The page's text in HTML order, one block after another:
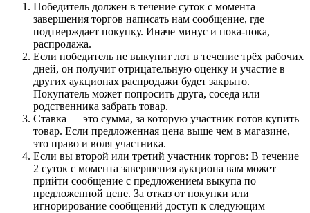
Победитель должен в течение суток с момента
завершения торгов написать нам сообщение, где
подтверждает покупку. Иначе минус и пока-пока,
распродажа.
Если победитель не выкупит лот в течение трёх рабочих
дней, он получит отрицательную оценку и участие в
других аукционах распродажи будет закрыто.
Покупатель может попросить друга, соседа или
родственника забрать товар.
Ставка — это сумма, за которую участник готов купить
товар. Если предложенная цена выше чем в магазине,
это право и воля участника.
Если вы второй или третий участник торгов: В течение
2 суток с момента завершения аукциона вам может
прийти сообщение с предложением выкупа по
предложенной цене. За отказ от покупки или
игнорирование сообщений доступ к следующим